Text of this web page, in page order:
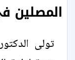
المصلين
تولى